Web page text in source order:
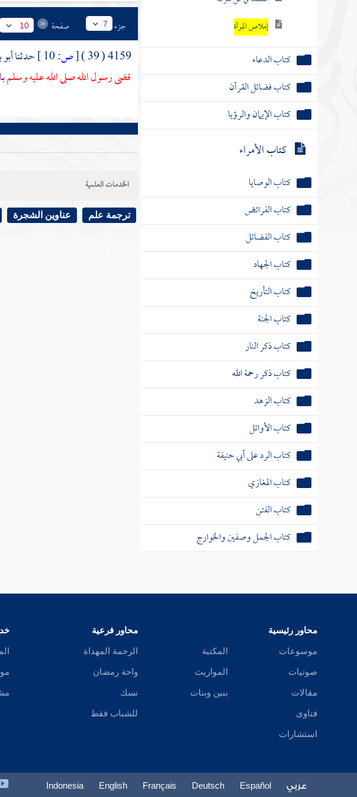
إملاص المرأة
كتاب الدعاء
كتاب فضائل القرآن
كتاب الإيمان والرؤيا
كتاب الأمراء
كتاب الوصايا
كتاب الفرائض
كتاب الفضائل
كتاب الجهاد
كتاب التأريخ
كتاب الجنة
كتاب ذكر النار
كتاب ذكر رحمة الله
كتاب الزهد
كتاب الأوائل
كتاب الرد على أبي حنيفة
كتاب المغازي
كتاب الفتن
كتاب الجمل وصفين والخوارج
جزء 7 صفحة 10
4159 ( 39 )
[ص: حدثنا
قضى رسول الله صلى الله عليه وسلم
الخدمات العلمية
ترجمة علم عناوين الشجرة
محاور رئيسية
موسوعات
صوتيات
مقالات
فتاوى
استشارات
المكتبة
المواريث
بنين وبنات
محاور فرعية
الرحمة المهداة
واحة رمضان
نسك
للشباب فقط
عربي Español
Deutsch
Français
English
Indonesia